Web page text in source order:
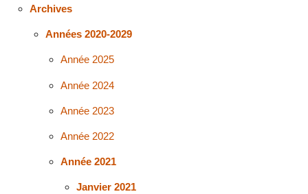
Archives
Années 2020-2029
Année 2025
Année 2024
Année 2023
Année 2022
Année 2021
Janvier 2021